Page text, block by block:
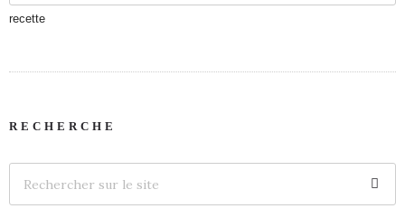
recette
RECHERCHE